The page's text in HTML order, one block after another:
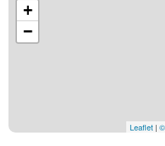
+
−
Leaflet |